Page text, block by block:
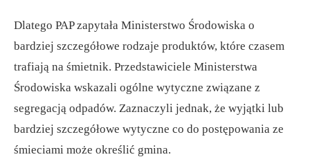
Dlatego PAP zapytała Ministerstwo Środowiska o
bardziej szczegółowe rodzaje produktów, które czasem
trafiają na śmietnik. Przedstawiciele Ministerstwa
Środowiska wskazali ogólne wytyczne związane z
segregacją odpadów. Zaznaczyli jednak, że wyjątki lub
bardziej szczegółowe wytyczne co do postępowania ze
śmieciami może określić gmina.